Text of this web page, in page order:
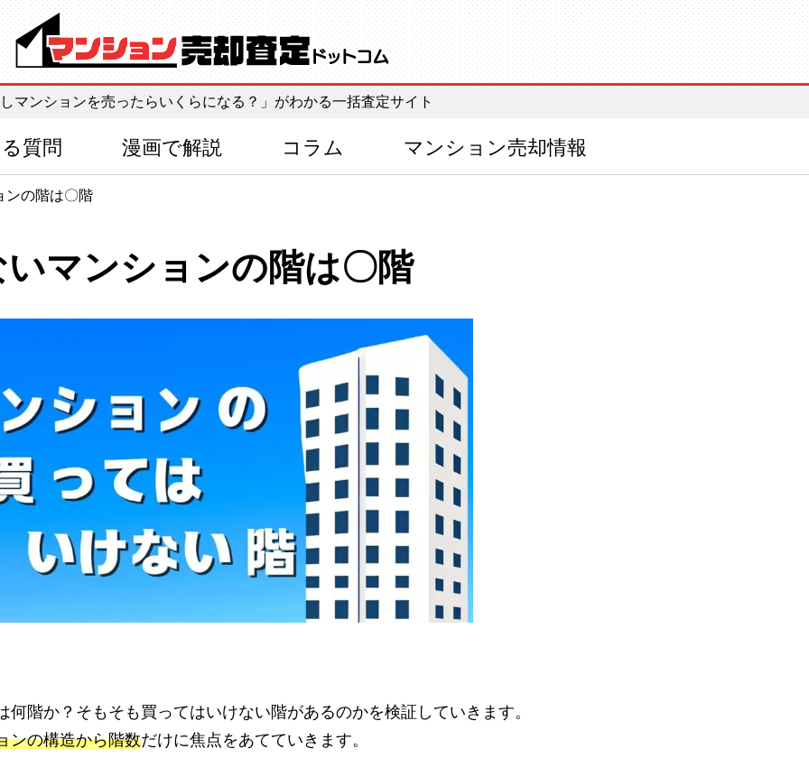
マンションを売ったらいくらになる？」がわかる一括査定サイト
質問 漫画で解説 コラム マンション売却情報
ンの階は〇階
マンションの階は〇階
階か？そもそも買ってはいけない階があるのかを検証していきます。
ンの構造から階数だけに焦点をあてていきます。